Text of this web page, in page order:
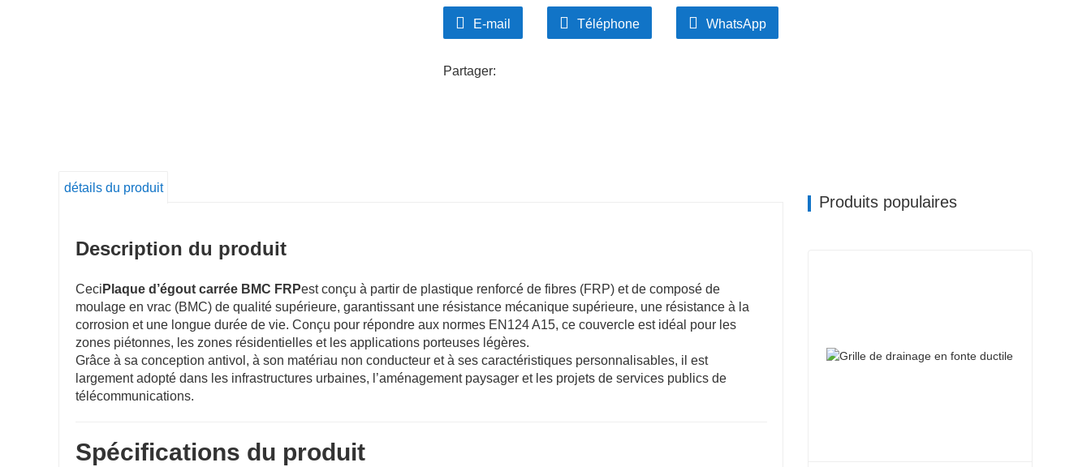
adaptés pour répondre à des exigences esthétiques et fonctionnelles spécifiques.
E-mail
Téléphone WhatsApp
Partager:
détails du produit
Description du produit
Ceci Plaque d’égout carrée BMC FRPest conçu à partir de plastique renforcé de fibres (FRP) et de composé de
moulage en vrac (BMC) de qualité supérieure, garantissant une résistance mécanique supérieure, une résistance à la
corrosion et une longue durée de vie. Conçu pour répondre aux normes EN124 A15, ce couvercle est idéal pour les
zones piétonnes, les zones résidentielles et les applications porteuses légères.
Grâce à sa conception antivol, à son matériau non conducteur et à ses caractéristiques personnalisables, il est
largement adopté dans les infrastructures urbaines, l’aménagement paysager et les projets de services publics de
télécommunications.
Spécifications du produit
Produits populaires